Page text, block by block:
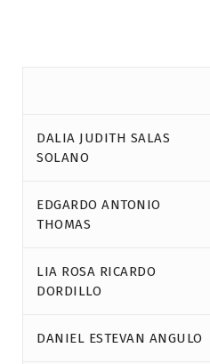
DALIA JUDITH SALAS
SOLANO
EDGARDO ANTONIO
THOMAS
LIA ROSA RICARDO
DORDILLO
DANIEL ESTEVAN ANGULO